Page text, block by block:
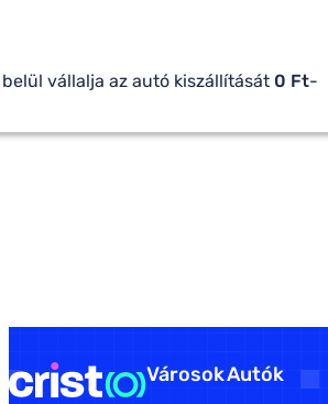
vállalja az autó kiszállítását 0 Ft-
VárosokAutók